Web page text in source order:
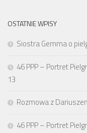
OSTATNIE WPISY
Siostra Gemma o
46 PPP – Portret
13
Rozmowa z
46 PPP – Portret